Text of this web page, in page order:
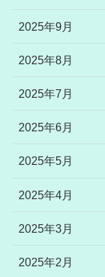
2025年9月
2025年8月
2025年7月
2025年6月
2025年5月
2025年4月
2025年3月
2025年2月